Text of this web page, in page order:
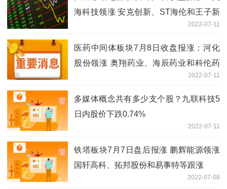
海科技领涨 安克创新、ST海伦和王子新
2022-07-11
医药中间体板块7月8日收盘报涨：河化
股份领涨 奥翔药业、海辰药业和科伦药
2022-07-11
多媒体概念共有多少支个股？九联科技5
日内股价下跌0.74%
2022-07-11
铁塔板块7月7日盘后报涨 鹏辉能源领涨
国轩高科、拓邦股份和易事特等跟涨
2022-07-08